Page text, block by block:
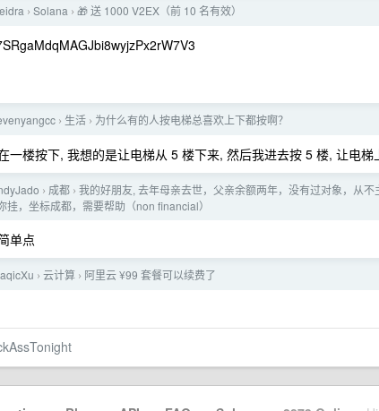
› Solana › 🎁 送 1000 V2EX（前 10 名有效）
› 生活 › 为什么有的人按电梯总喜欢上下都按啊？
一楼按下, 我想的是让电梯从 5 楼下来, 然后我进去按 5 楼, 让电梯
› 成都 › 我的好朋友, 去年母亲去世，父亲余额两年，没有过对象，从不
挂，坐标成都，需要帮助（non financial）
单点
› 云计算 › 阿里云 ¥99 套餐可以续费了